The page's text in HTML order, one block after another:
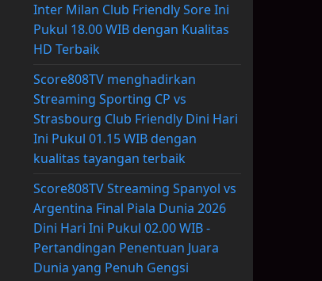
Inter Milan Club Friendly Sore Ini
Pukul 18.00 WIB dengan Kualitas
HD Terbaik
Score808TV menghadirkan
Streaming Sporting CP vs
Strasbourg Club Friendly Dini Hari
Ini Pukul 01.15 WIB dengan
kualitas tayangan terbaik
Score808TV Streaming Spanyol vs
Argentina Final Piala Dunia 2026
Dini Hari Ini Pukul 02.00 WIB -
Pertandingan Penentuan Juara
Dunia yang Penuh Gengsi